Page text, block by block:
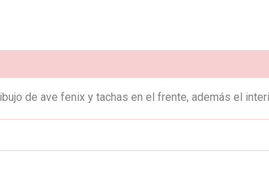
de ave fenix y tachas en el frente, además el